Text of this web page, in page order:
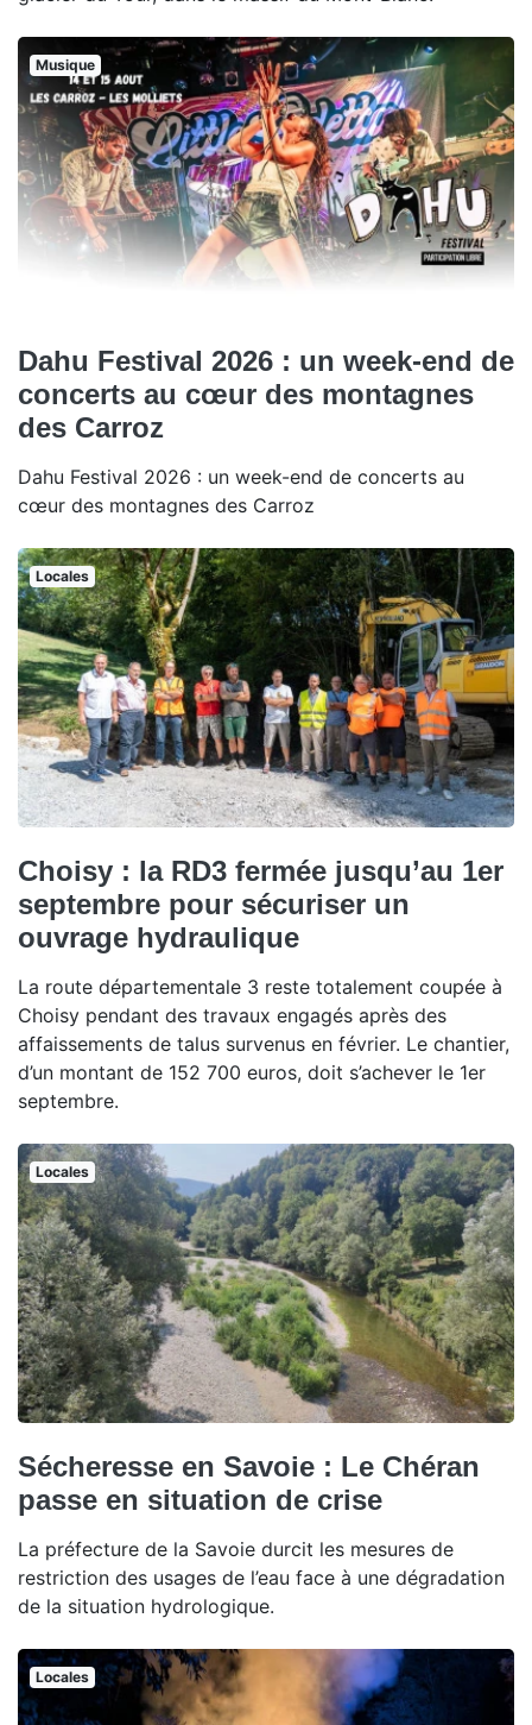
Musique
Dahu Festival 2026 : un week-end de
concerts au cœur des montagnes
des Carroz
Dahu Festival 2026 : un week-end de concerts au
cœur des montagnes des Carroz
Locales
Choisy : la RD3 fermée jusqu’au 1er
septembre pour sécuriser un
ouvrage hydraulique
La route départementale 3 reste totalement coupée à
Choisy pendant des travaux engagés après des
affaissements de talus survenus en février. Le chantier,
d’un montant de 152 700 euros, doit s’achever le 1er
septembre.
Locales
Sécheresse en Savoie : Le Chéran
passe en situation de crise
La préfecture de la Savoie durcit les mesures de
restriction des usages de l’eau face à une dégradation
de la situation hydrologique.
Locales